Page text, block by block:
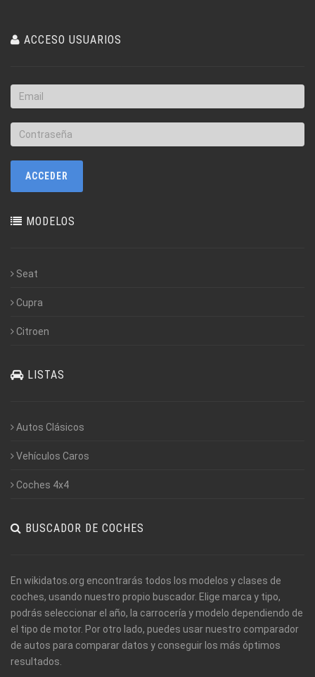
ACCESO USUARIOS
MODELOS
Seat
Cupra
Citroen
LISTAS
Autos Clásicos
Vehículos Caros
Coches 4x4
BUSCADOR DE COCHES
En wikidatos.org encontrarás todos los modelos y clases de
coches, usando nuestro propio buscador. Elige marca y tipo,
podrás seleccionar el año, la carrocería y modelo dependiendo de
el tipo de motor. Por otro lado, puedes usar nuestro comparador
de autos para comparar datos y conseguir los más óptimos
resultados.